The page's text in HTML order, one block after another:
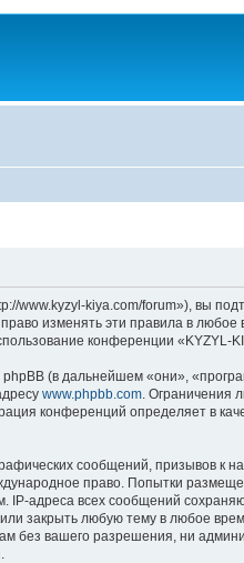
kiya.com/forum»), вы
изменять эти правила в
конференции
(в дальнейшем «они»,
www.phpbb.com. Ограничения
конференций определяет в
сообщений, призывов к
право. Попытки
адреса всех сообщений
закрыть любую тему в любое
без вашего разрешения, ни